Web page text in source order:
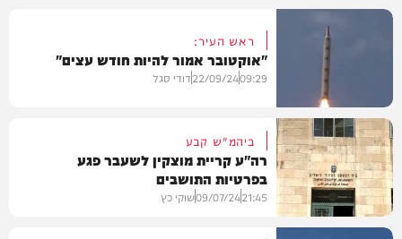
בארץ
ראש העיר:
"אוקטובר אמור להיות חודש עצים"
09:29
22/09/24דודי סגל
ביהמ"ש קבע
רה"ע קריית מוצקין לשעבר פגע
בפרטיות התושבים
21:45
09/07/24שוקי כץ